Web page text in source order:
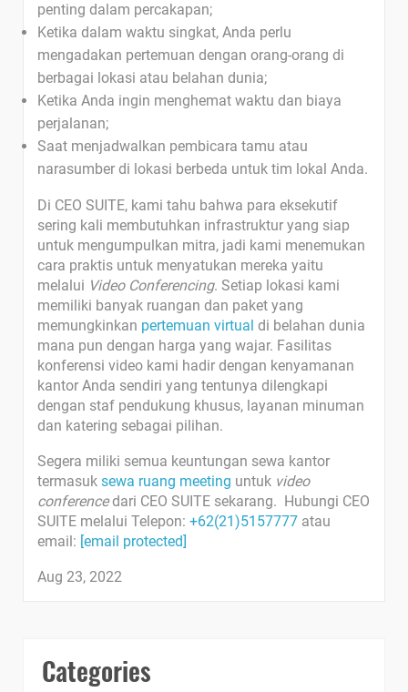
penting dalam percakapan;
Ketika dalam waktu singkat, Anda perlu
mengadakan pertemuan dengan orang-orang di
berbagai lokasi atau belahan dunia;
Ketika Anda ingin menghemat waktu dan biaya
perjalanan;
Saat menjadwalkan pembicara tamu atau
narasumber di lokasi berbeda untuk tim lokal Anda.
Di CEO SUITE, kami tahu bahwa para eksekutif
sering kali membutuhkan infrastruktur yang siap
untuk mengumpulkan mitra, jadi kami menemukan
cara praktis untuk menyatukan mereka yaitu
melalui Video Conferencing. Setiap lokasi kami
memiliki banyak ruangan dan paket yang
memungkinkan pertemuan virtual di belahan dunia
mana pun dengan harga yang wajar. Fasilitas
konferensi video kami hadir dengan kenyamanan
kantor Anda sendiri yang tentunya dilengkapi
dengan staf pendukung khusus, layanan minuman
dan katering sebagai pilihan.
Segera miliki semua keuntungan sewa kantor
termasuk sewa ruang meeting untuk video
conferencedari CEO SUITE sekarang. Hubungi CEO
SUITE melalui Telepon: +62(21)5157777 atau
email: [email protected]
Aug 23, 2022
Categories